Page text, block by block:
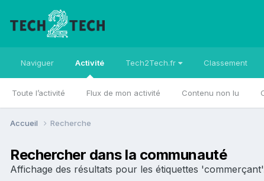
Naviguer Activité
Toute l’activité Flux de mon activité Contenu non lu
Tech2Tech.fr Classement
Accueil Recherche
Rechercher dans la communauté
Affichage des résultats pour les étiquettes